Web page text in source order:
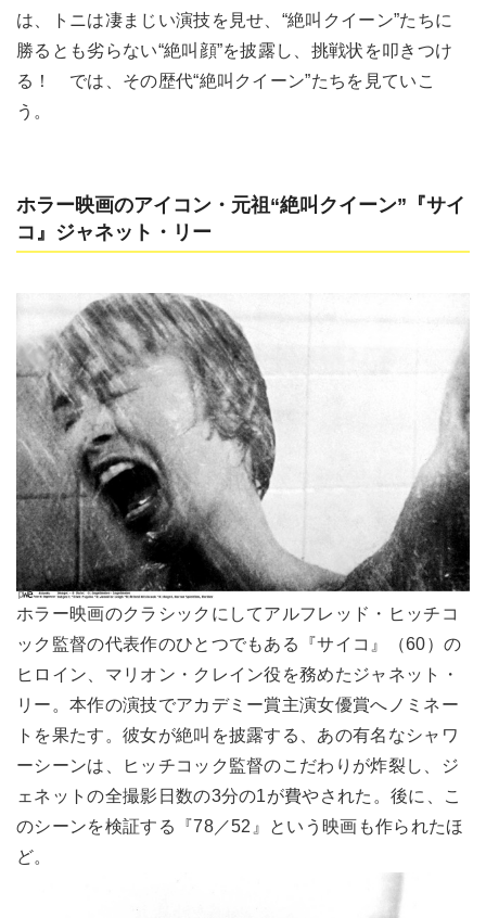
は、トニは凄まじい演技を見せ、“絶叫クイーン”たちに
勝るとも劣らない“絶叫顔”を披露し、挑戦状を叩きつけ
る！ では、その歴代“絶叫クイーン”たちを見ていこ
う。
ホラー映画のアイコン・元祖“絶叫クイーン”『サイ
コ』ジャネット・リー
ホラー映画のクラシックにしてアルフレッド・ヒッチコ
ック監督の代表作のひとつでもある『サイコ』（60）の
ヒロイン、マリオン・クレイン役を務めたジャネット・
リー。本作の演技でアカデミー賞主演女優賞へノミネー
トを果たす。彼女が絶叫を披露する、あの有名なシャワ
ーシーンは、ヒッチコック監督のこだわりが炸裂し、ジ
ェネットの全撮影日数の3分の1が費やされた。後に、こ
のシーンを検証する『78／52』という映画も作られたほ
ど。